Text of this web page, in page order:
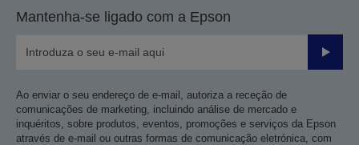
Mantenha-se ligado com a Epson
Enviar
Ao enviar o seu endereço de e-mail, autoriza a receção de
comunicações de marketing, incluindo análise de mercado e
inquéritos, sobre produtos, eventos, promoções e serviços da Epson
através de e-mail ou outras formas de comunicação eletrónica, com